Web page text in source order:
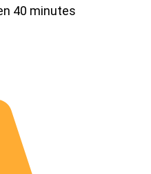
40 minutes